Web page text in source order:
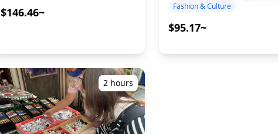
$146.46~
Anda!
Fashion & Culture
$95.17~
2 hours